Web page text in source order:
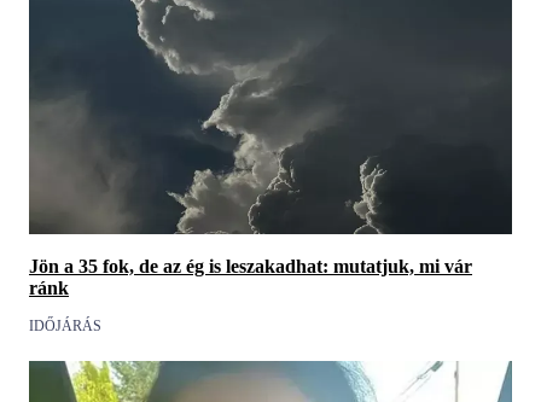
Jön a 35 fok, de az ég is leszakadhat: mutatjuk, mi vár
ránk
IDŐJÁRÁS